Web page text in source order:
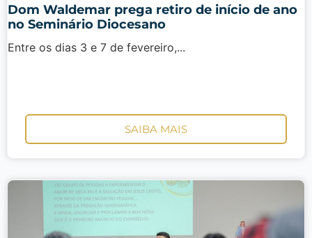
Dom Waldemar prega retiro de início de ano
no Seminário Diocesano
Entre os dias 3 e 7 de fevereiro,...
SAIBA MAIS